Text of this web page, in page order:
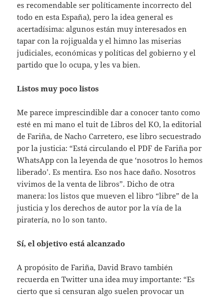
es recomendable ser políticamente incorrecto del
todo en esta España), pero la idea general es
acertadísima: algunos están muy interesados en
tapar con la rojigualda y el himno las miserias
judiciales, económicas y políticas del gobierno y el
partido que lo ocupa, y les va bien.
Listos muy poco listos
Me parece imprescindible dar a conocer tanto como
esté en mi mano el tuit de Libros del KO, la editorial
de Fariña, de Nacho Carretero, ese libro secuestrado
por la justicia: “Está circulando el PDF de Fariña por
WhatsApp con la leyenda de que ‘nosotros lo hemos
liberado’. Es mentira. Eso nos hace daño. Nosotros
vivimos de la venta de libros”. Dicho de otra
manera: los listos que mueven el libro “libre” de la
justicia y los derechos de autor por la vía de la
piratería, no lo son tanto.
Sí, el objetivo está alcanzado
A propósito de Fariña, David Bravo también
recuerda en Twitter una idea muy importante: “Es
cierto que si censuran algo suelen provocar un